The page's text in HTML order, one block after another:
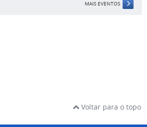
MAIS EVENTOS
Voltar para o topo